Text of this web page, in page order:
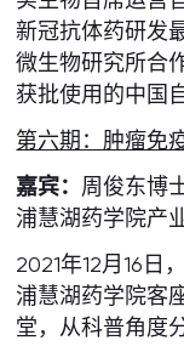
新冠抗体药研发
微生物研究所合
获批使用的中国
第六期：肿瘤免
嘉宾： 周俊东博
浦慧湖药学院产
2021年12月16日
浦慧湖药学院客
堂，从科普角度